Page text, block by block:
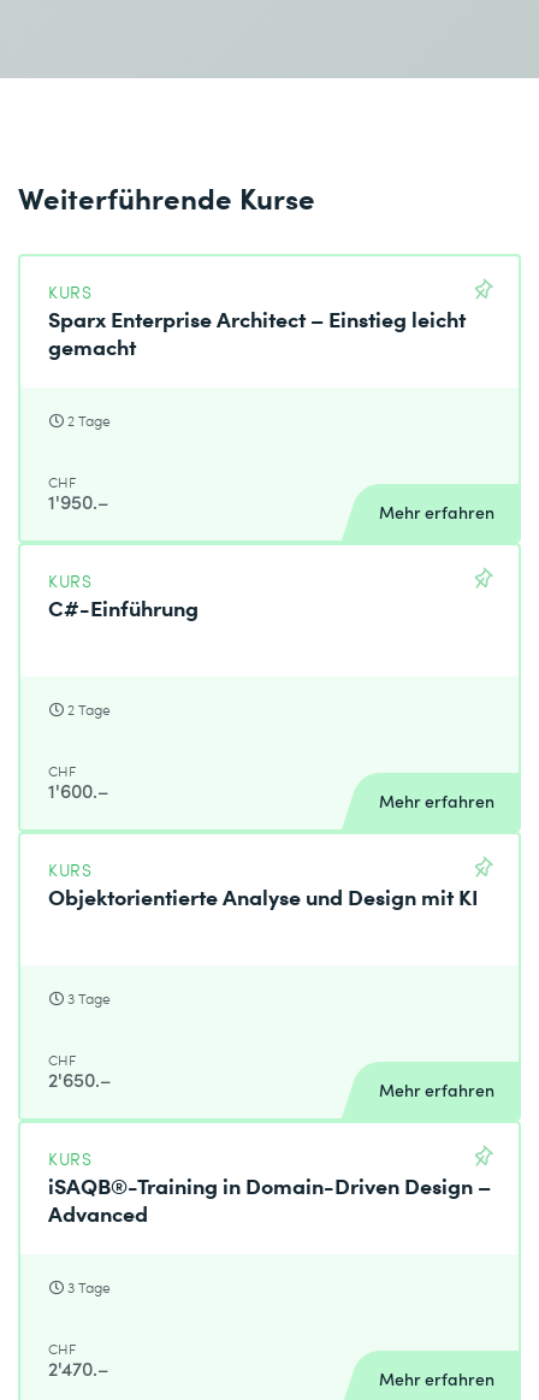
Weiterführende Kurse
KURS
Sparx Enterprise Architect – Einstieg leicht
gemacht
2 Tage
CHF
1'950.– Mehr erfahren
KURS
C#-Einführung
2 Tage
CHF
1'600.– Mehr erfahren
KURS
Objektorientierte Analyse und Design mit KI
3 Tage
CHF
2'650.– Mehr erfahren
KURS
iSAQB®-Training in Domain-Driven Design –
Advanced
3 Tage
CHF
2'470.– Mehr erfahren